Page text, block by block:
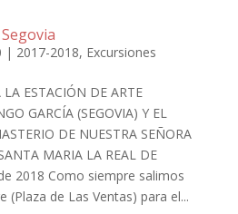
| 2017-2018, Excursiones
LA ESTACIÓN DE ARTE
GARCÍA (SEGOVIA) Y EL
DE NUESTRA SEÑORA
MARIA LA REAL DE
2018 Como siempre salimos
(Plaza de Las Ventas) para el...